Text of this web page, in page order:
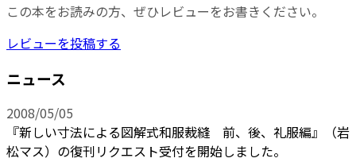
この本をお読みの方、ぜひレビューをお書きください。
レビューを投稿する
ニュース
2008/05/05
『新しい寸法による図解式和服裁縫 前、後、礼服編』（岩
松マス）の復刊リクエスト受付を開始しました。